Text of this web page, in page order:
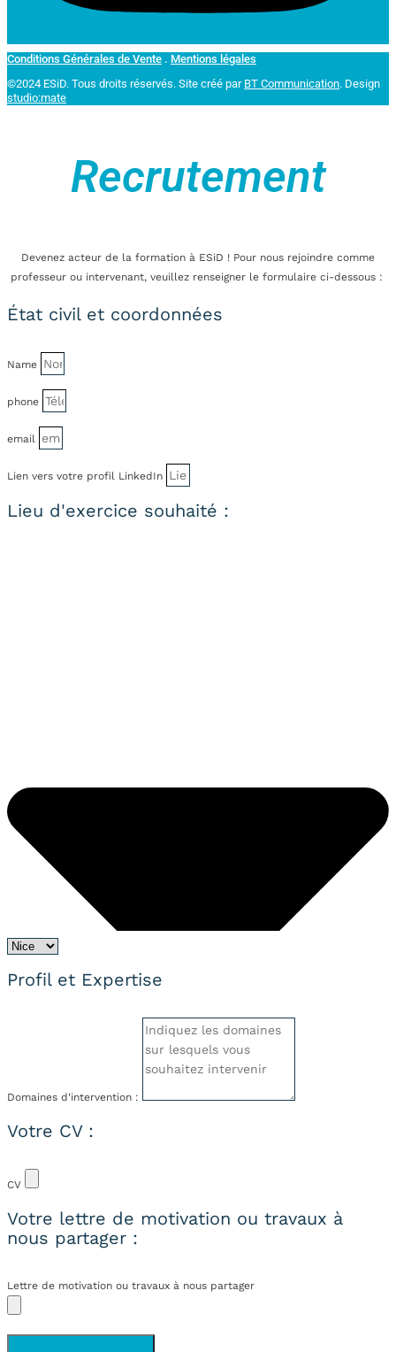
Conditions Générales de Vente . Mentions légales
©2024 ESiD. Tous droits réservés. Site créé par BT Communication. Design
studio:mate
Recrutement
Devenez acteur de la formation à ESiD ! Pour nous rejoindre comme
professeur ou intervenant, veuillez renseigner le formulaire ci-dessous :
État civil et coordonnées
Name
phone
email
Lien vers votre profil LinkedIn
Lieu d'exercice souhaité :
Profil et Expertise
Domaines d'intervention :
Votre CV :
CV
Votre lettre de motivation ou travaux à
nous partager :
Lettre de motivation ou travaux à nous partager